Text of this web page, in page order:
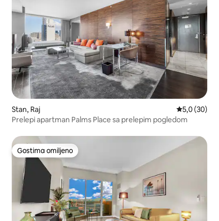
Stan, Raj Prosečna
5,0 (30)
Prelepi apartman Palms Place sa prelepim pogledom
Gostima omiljeno
Gostima omiljeno